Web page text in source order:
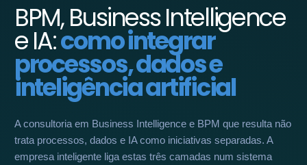
BPM, Business Intelligence
e IA:como integrar
processos, dados e
inteligência artificial
A consultoria em Business Intelligence e BPM que resulta não
trata processos, dados e IA como iniciativas separadas. A
empresa inteligente liga estas três camadas num sistema